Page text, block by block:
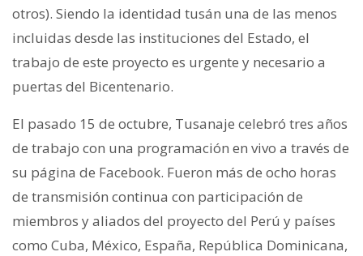
otros). Siendo la identidad tusán una de las menos
incluidas desde las instituciones del Estado, el
trabajo de este proyecto es urgente y necesario a
puertas del Bicentenario.
El pasado 15 de octubre, Tusanaje celebró tres años
de trabajo con una programación en vivo a través de
su página de Facebook. Fueron más de ocho horas
de transmisión continua con participación de
miembros y aliados del proyecto del Perú y países
como Cuba, México, España, República Dominicana,